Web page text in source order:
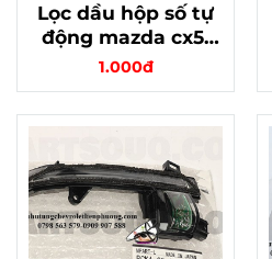
Lọc dầu hộp số tự
động mazda cx5,
cx9- chất lượng
FZ0121500
1.000đ